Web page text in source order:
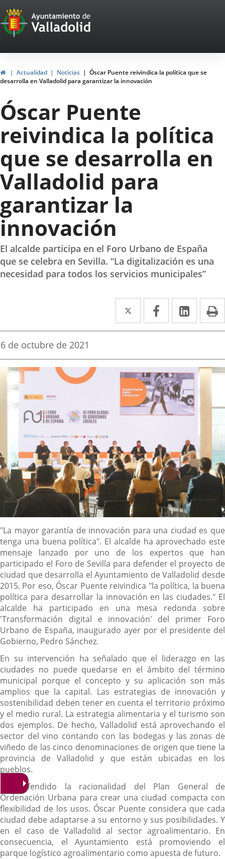
Portal
Web
del
Ayuntamiento
de
Valladolid
HomeActualidad Noticias
Óscar Puente reivindica la política que se
desarrolla en Valladolid para garantizar la innovación
Óscar Puente
reivindica la política
que se desarrolla en
Valladolid para
garantizar la
innovación
El alcalde participa en el Foro Urbano de España
que se celebra en Sevilla. “La digitalización es una
necesidad para todos los servicios municipales”
Twitter
Enlace
a
aplicación
externa.
Facebook
Enlace
a
aplicación
externa.
Enlace
a
Fecha
la
noticia
6 de octubre de 2021
Descripción
"La mayor garantía de innovación para una ciudad es que
tenga una buena política". El alcalde ha aprovechado este
mensaje lanzado por uno de los expertos que han
participado el Foro de Sevilla para defender el proyecto de
ciudad que desarrolla el Ayuntamiento de Valladolid desde
2015. Por eso, Óscar Puente reivindica "la política, la buena
política para desarrollar la innovación en las ciudades." El
alcalde ha participado en una mesa redonda sobre
'Transformación digital e innovación' del primer Foro
Urbano de España, inaugurado ayer por el presidente del
Gobierno, Pedro Sánchez.
En su intervención ha señalado que el liderazgo en las
ciudades no puede quedarse en el ámbito del término
municipal porque el concepto y su aplicación son más
amplios que la capital. Las estrategias de innovación y
sostenibilidad deben tener en cuenta el territorio próximo
y el medio rural. La estrategia alimentaria y el turismo son
dos ejemplos. De hecho, Valladolid está aprovechando el
sector del vino contando con las bodegas y las zonas de
viñedo de las cinco denominaciones de origen que tiene la
provincia de Valladolid y que están ubicadas en los
pueblos.
Ha defendido la racionalidad del Plan General de
Ordenación Urbana para crear una ciudad compacta con
flexibilidad de los usos. Óscar Puente considera que cada
ciudad debe adaptarse a su entorno y sus posibilidades. Y
en el caso de Valladolid al sector agroalimentario. En
consecuencia, el Ayuntamiento está promoviendo el
parque logístico agroalimentario como apuesta de futuro.